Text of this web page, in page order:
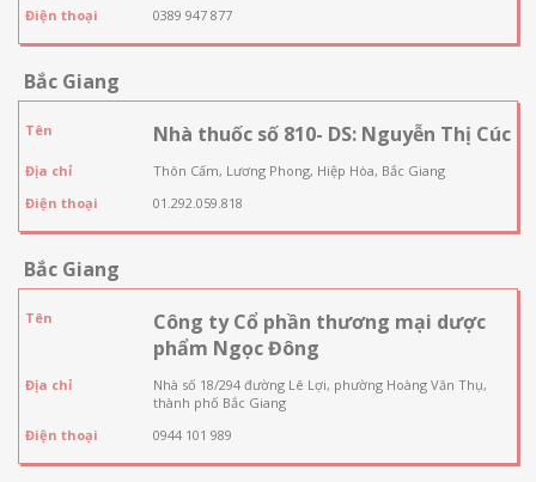
Điện thoại
0389 947 877
Bắc Giang
Tên Nhà thuốc số 810- DS: Nguyễn Thị Cúc
Địa chỉ
Thôn Cấm, Lương Phong, Hiệp Hòa, Bắc Giang
Điện thoại
01.292.059.818
Bắc Giang
Tên
Công ty Cổ phần thương mại dược
phẩm Ngọc Đông
Địa chỉ
Nhà số 18/294 đường Lê Lợi, phường Hoàng Văn Thụ,
thành phố Bắc Giang
Điện thoại
0944 101 989